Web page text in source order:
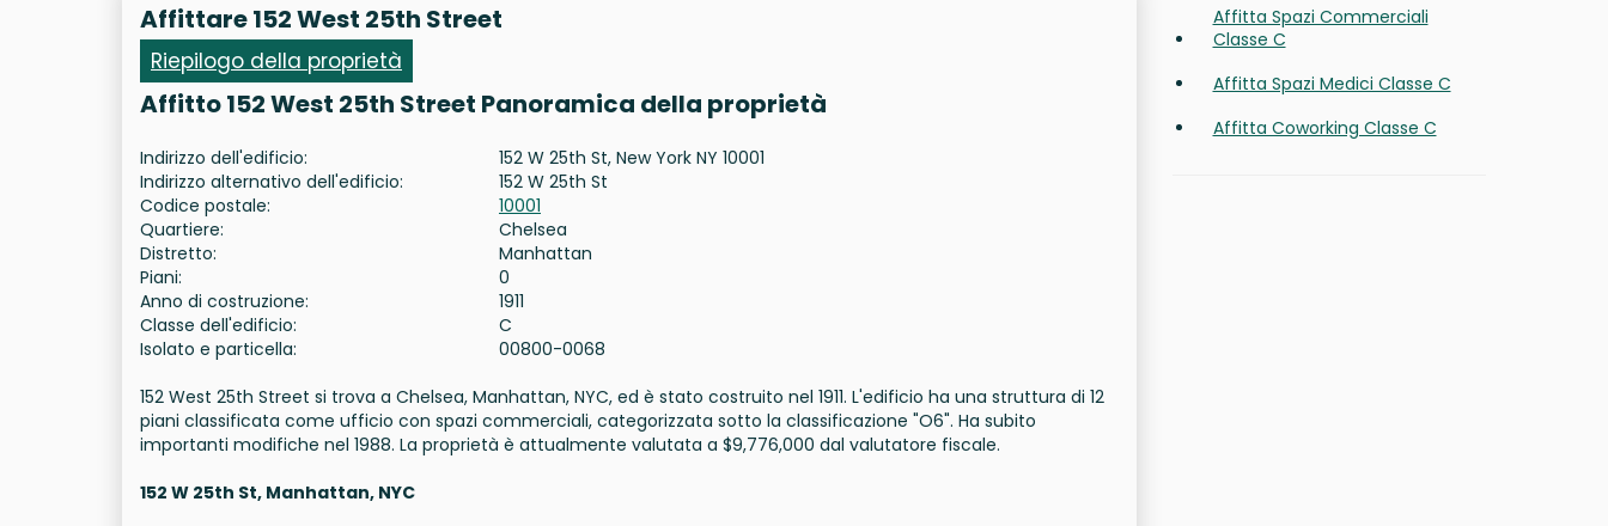
Affittare 152 West 25th Street
Riepilogo della proprietà
Affitto 152 West 25th Street Panoramica della proprietà
Indirizzo dell'edificio:
152 W 25th St, New York NY 10001
Indirizzo alternativo dell'edificio:
152 W 25th St
Codice postale:
10001
Quartiere:
Chelsea
Distretto:
Manhattan
Piani:
0
Anno di costruzione:
1911
Classe dell'edificio:
C
Isolato e particella:
00800-0068
152 West 25th Street si trova a Chelsea, Manhattan, NYC, ed è stato costruito nel 1911. L'edificio ha una struttura di 12
piani classificata come ufficio con spazi commerciali, categorizzata sotto la classificazione "O6". Ha subito
importanti modifiche nel 1988. La proprietà è attualmente valutata a $9,776,000 dal valutatore fiscale.
152 W 25th St, Manhattan, NYC
Affitta Spazi Commerciali
Classe C
Affitta Spazi Medici Classe C
Affitta Coworking Classe C